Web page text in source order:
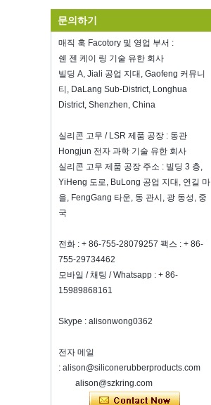
: sales5@kring.com 전화 / Whatsapp
: +8 ...
Hot selling products
Hot selling products :portable mini
vacuum sealer 1) For the vacuum
version with theautomatically vacuum
sensor...
K-Ring's booth number N6819 - The
Inspired Home Show,McCormick Place,
Chicago, IL, March 5-7, 20
We are going toattend The Inspired
Home Show,McCormick Place,
Chicago, IL, March 5-7, 2022,booth
number N6819, welcome to visit
와인을 신선하게 유지하는 방법?
그것이 좋은 와인이라도 너무 많이 마시
방법?그러므로 우리는 밀폐 된 와인 병
마개가 필요합니다.실리콘 와인 병 S ...
2018 HK 메가 쇼 초대장
우리는 2018 년 10 월 20-23 일에 홍콩
C33이며, 기다리고 있습니다!
을 환영합니다, McCormick Place
Chicago IL USA.부스 N6819.
문의하기
매직 훅 Facotory 및 영업 부서 :
쉔 젠 케이 링 기술 유한 회사
빌딩 A, Jiali 공업 지대, Gaofeng 커뮤니
티, DaLang Sub-District, Longhua
District, Shenzhen, China
실리콘 고무 / LSR 제품 공장 : 동관
Hongjun 전자 과학 기술 유한 회사
실리콘 고무 제품 공장 주소 : 빌딩 3 층,
YiHeng 도로, BuLong 공업 지대, 연길 마
을, FengGang 타운, 동 관시, 광 동성, 중
국
전화 : + 86-755-28079257 팩스 : + 86-
755-29734462
모바일 / 채팅 / Whatsapp : + 86-
15989868161
Skype : alisonwong0362
전자 메일
: alison@siliconerubberproducts.com
alison@szkring.com
친환경 뜨거운 뜨거운 판
매 12pcs 실리콘 주방기
구는 양동이와 나무 손잡